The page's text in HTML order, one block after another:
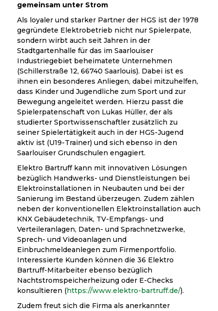
gemeinsam unter Strom
Als loyaler und starker Partner der HGS ist der 1978
gegründete Elektrobetrieb nicht nur Spielerpate,
sondern wirbt auch seit Jahren in der
Stadtgartenhalle für das im Saarlouiser
Industriegebiet beheimatete Unternehmen
(Schillerstraße 12, 66740 Saarlouis). Dabei ist es
ihnen ein besonderes Anliegen, dabei mitzuhelfen,
dass Kinder und Jugendliche zum Sport und zur
Bewegung angeleitet werden. Hierzu passt die
Spielerpatenschaft von Lukas Hüller, der als
studierter Sportwissenschaftler zusätzlich zu
seiner Spielertätigkeit auch in der HGS-Jugend
aktiv ist (U19-Trainer) und sich ebenso in den
Saarlouiser Grundschulen engagiert.
Elektro Bartruff kann mit innovativen Lösungen
bezüglich Handwerks- und Dienstleistungen bei
Elektroinstallationen in Neubauten und bei der
Sanierung im Bestand überzeugen. Zudem zählen
neben der konventionellen Elektroinstallation auch
KNX Gebäudetechnik, TV-Empfangs- und
Verteileranlagen, Daten- und Sprachnetzwerke,
Sprech- und Videoanlagen und
Einbruchmeldeanlegen zum Firmenportfolio.
Interessierte Kunden können die 36 Elektro
Bartruff-Mitarbeiter ebenso bezüglich
Nachtstromspeicherheizung oder E-Checks
konsultieren (https://www.elektro-bartruff.de/).
Zudem freut sich die Firma als anerkannter